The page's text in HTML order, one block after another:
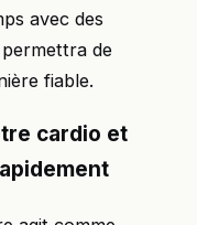
avec des
de
fiable.
cardio et